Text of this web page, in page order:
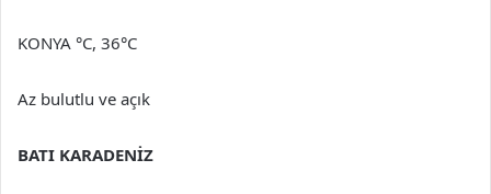
KONYA °C, 36°C
Az bulutlu ve açık
BATI KARADENİZ